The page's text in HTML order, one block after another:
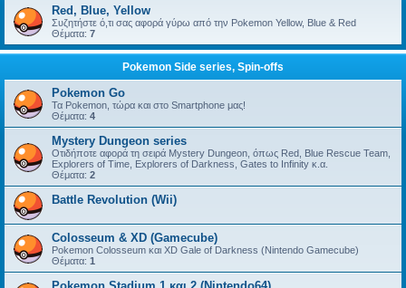
Red, Blue, Yellow
Συζητήστε ό,τι σας αφορά γύρω από την Pokemon Yellow, Blue & Red
Θέματα: 7
Pokemon Side series, Spin-offs
Pokemon Go
Τα Pokemon, τώρα και στο Smartphone μας!
Θέματα: 4
Mystery Dungeon series
Οτιδήποτε αφορά τη σειρά Mystery Dungeon, όπως Red, Blue Rescue Team,
Explorers of Time, Explorers of Darkness, Gates to Infinity κ.α.
Θέματα: 2
Battle Revolution (Wii)
Colosseum & XD (Gamecube)
Pokemon Colosseum και XD Gale of Darkness (Nintendo Gamecube)
Θέματα: 1